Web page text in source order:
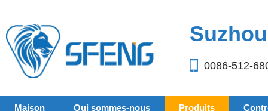
0086-512-
Maison Qui sommes-nous Produits